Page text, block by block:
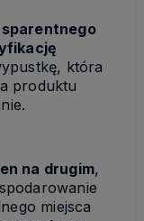
która
produktu
na drugim,
miejsca